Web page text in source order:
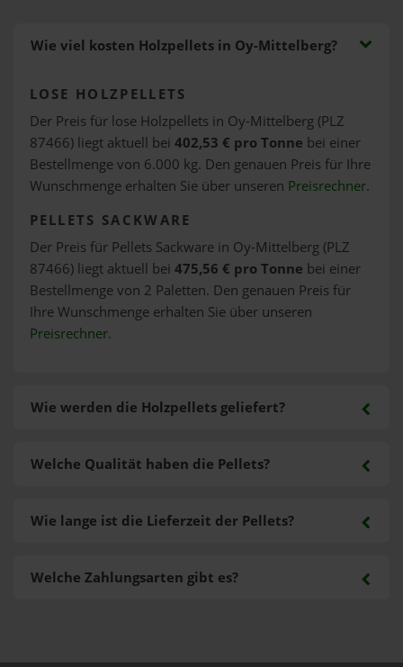
Wie viel kosten Holzpellets in Oy-Mittelberg?
LOSE HOLZPELLETS
Der Preis für lose Holzpellets in Oy-Mittelberg (PLZ
87466) liegt aktuell bei 402,53 € pro Tonne bei einer
Bestellmenge von 6.000 kg. Den genauen Preis für Ihre
Wunschmenge erhalten Sie über unseren Preisrechner.
PELLETS SACKWARE
Der Preis für Pellets Sackware in Oy-Mittelberg (PLZ
87466) liegt aktuell bei 475,56 € pro Tonne bei einer
Bestellmenge von 2 Paletten. Den genauen Preis für
Ihre Wunschmenge erhalten Sie über unseren
Preisrechner.
Wie werden die Holzpellets geliefert?
Welche Zahlungsarten gibt es?
Welche Qualität haben die Pellets?
Wie lange ist die Lieferzeit der Pellets?